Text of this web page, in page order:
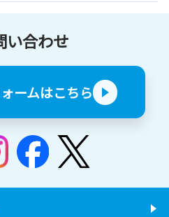
い合わせ
ームはこちら